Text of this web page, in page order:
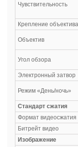
Чувствительность
Крепление объектива
Объектив
Угол обзора
Электронный затвор
Режим «День/ночь»
Стандарт сжатия
Формат видеосжатия
Битрейт видео
Изображение